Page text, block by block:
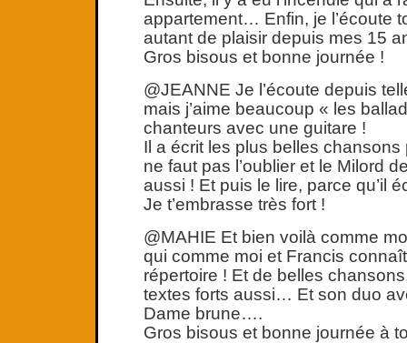
appartement… Enfin, je l’écoute
autant de plaisir depuis mes 15
Gros bisous et bonne journée !
@JEANNE Je l’écoute depuis
mais j’aime beaucoup « les
chanteurs avec une guitare !
Il a écrit les plus belles chansons
ne faut pas l’oublier et le Milord
aussi ! Et puis le lire, parce qu’il
Je t’embrasse très fort !
@MAHIE Et bien voilà comme
qui comme moi et Francis
répertoire ! Et de belles
textes forts aussi… Et son duo
Dame brune….
Gros bisous et bonne journée à